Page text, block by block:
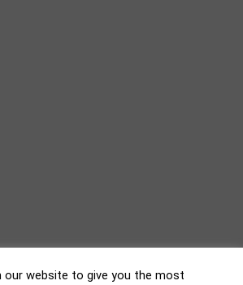
our website to give you the most